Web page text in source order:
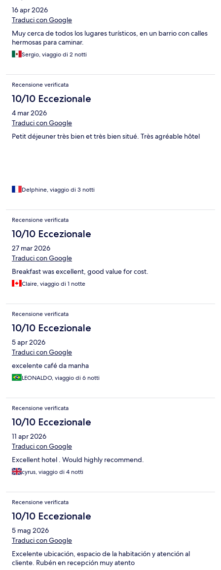
16 apr 2026
Traduci con Google
Muy cerca de todos los lugares turísticos, en un barrio con calles
hermosas para caminar.
Sergio, viaggio di 2 notti
Recensione verificata
10/10 Eccezionale
4 mar 2026
Traduci con Google
Petit déjeuner très bien et très bien situé. Très agréable hôtel
Delphine, viaggio di 3 notti
Recensione verificata
10/10 Eccezionale
27 mar 2026
Traduci con Google
Breakfast was excellent, good value for cost.
Claire, viaggio di 1 notte
Recensione verificata
10/10 Eccezionale
5 apr 2026
Traduci con Google
excelente café da manha
LEONALDO, viaggio di 6 notti
Recensione verificata
10/10 Eccezionale
11 apr 2026
Traduci con Google
Excellent hotel . Would highly recommend.
cyrus, viaggio di 4 notti
Recensione verificata
10/10 Eccezionale
5 mag 2026
Traduci con Google
Excelente ubicación, espacio de la habitación y atención al
cliente. Rubén en recepción muy atento